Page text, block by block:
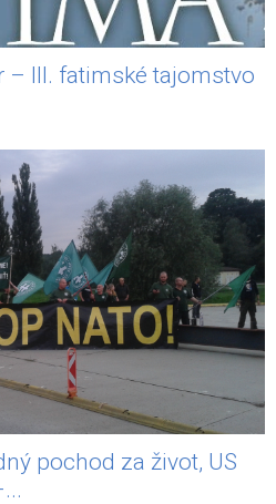
– III. fatimské tajomstvo
pochod za život, US